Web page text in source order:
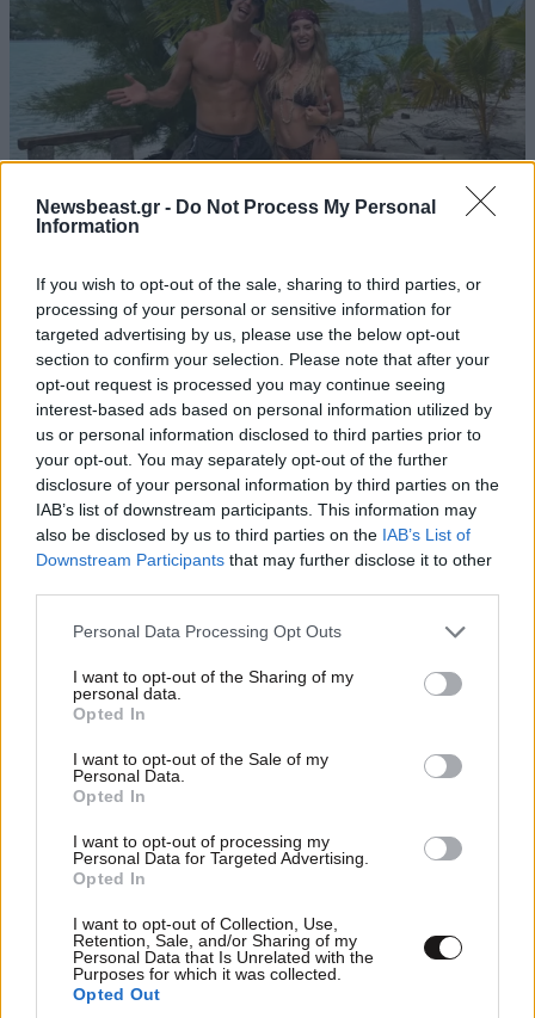
Newsbeast.gr - Do Not Process My Personal
Information
If you wish to opt-out of the sale, sharing to third parties, or
processing of your personal or sensitive information for
targeted advertising by us, please use the below opt-out
section to confirm your selection. Please note that after your
opt-out request is processed you may continue seeing
interest-based ads based on personal information utilized by
us or personal information disclosed to third parties prior to
your opt-out. You may separately opt-out of the further
disclosure of your personal information by third parties on the
IAB’s list of downstream participants. This information may
also be disclosed by us to third parties on the IAB’s List of
Downstream Participants that may further disclose it to other
Please note that this website/app uses one or more Google
not limited to your visit or usage behaviour. You may click to
grant or deny consent to Google and its third-party tags to
use your data for below specified purposes in below Google
consent section.
Personal Data Processing Opt Outs
I want to opt-out of the Sharing of my
personal data.
Opted In
I want to opt-out of the Sale of my
Personal Data.
Opted In
I want to opt-out of processing my
Personal Data for Targeted Advertising.
Opted In
I want to opt-out of Collection, Use,
Retention, Sale, and/or Sharing of my
Personal Data that Is Unrelated with the
Purposes for which it was collected.
Opted Out
Αθηνά Οικονομάκου – Μπρούνο Τσερέλα: Ο
μήνας του μέλιτος συνεχίζεται – Από τη
Moorea στα ονειρικά Μπόρα Μπόρα
Ακολουθήστε τοNEWSBEASTστοGoogle News
και μάθετε πρώτοι όλες τις ειδήσεις
ΣΧΌΛΙΑ ΑΝΑΓΝΩΣΤΏΝ